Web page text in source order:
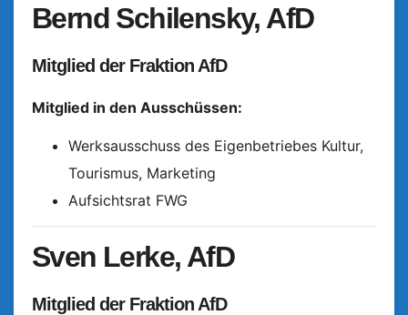
Bernd Schilensky, AfD
Mitglied der Fraktion AfD
Mitglied in den Ausschüssen:
Werksausschuss des Eigenbetriebes Kultur,
Tourismus, Marketing
Aufsichtsrat FWG
Sven Lerke, AfD
Mitglied der Fraktion AfD